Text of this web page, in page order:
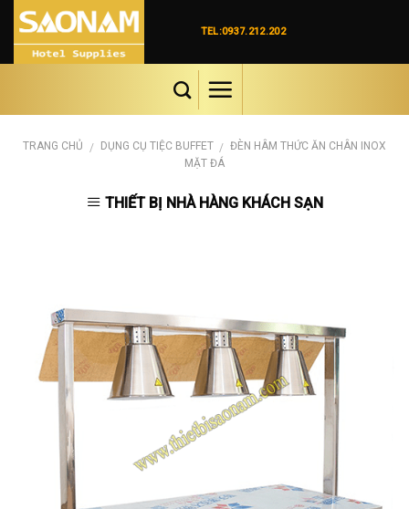
Skip
content
TEL:0937.212.202
TRANG CHỦ / DỤNG CỤ TIỆC BUFFET / ĐÈN HÂM THỨC ĂN CHÂN INOX
MẶT ĐÁ
THIẾT BỊ NHÀ HÀNG KHÁCH SẠN